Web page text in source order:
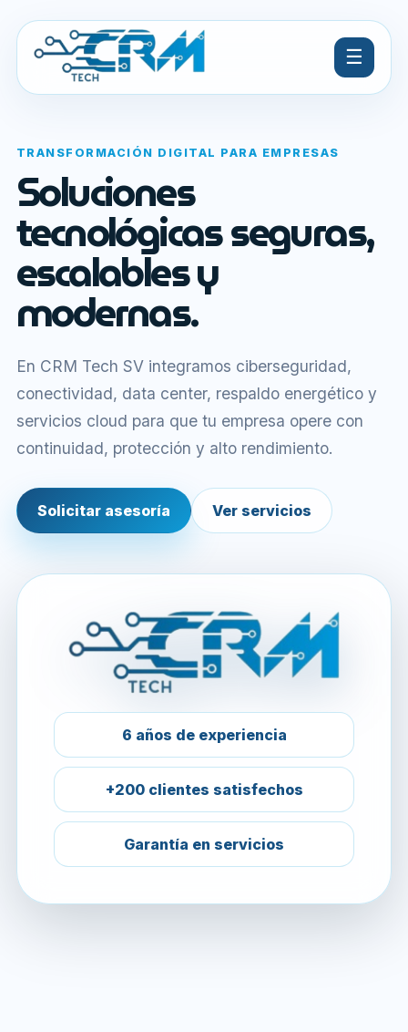
☰
TRANSFORMACIÓN DIGITAL PARA EMPRESAS
Soluciones
tecnológicas seguras,
escalables y
modernas.
En CRM Tech SV integramos ciberseguridad,
conectividad, data center, respaldo energético y
servicios cloud para que tu empresa opere con
continuidad, protección y alto rendimiento.
Solicitar asesoría Ver servicios
6 años de experiencia
+200 clientes satisfechos
Garantía en servicios